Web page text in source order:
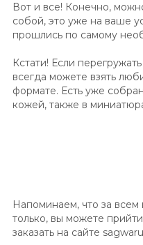
Вот и все! Конечно,
собой, это уже на ваше
прошлись по самому
Кстати! Если
всегда можете взять
формате. Есть уже
кожей, также в
Напоминаем, что за
только, вы можете
заказать на сайте